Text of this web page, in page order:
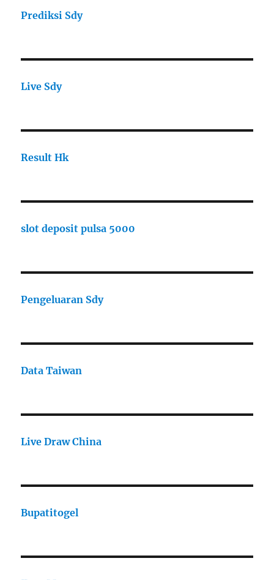
Prediksi Sdy
Live Sdy
Result Hk
slot deposit pulsa 5000
Pengeluaran Sdy
Data Taiwan
Live Draw China
Bupatitogel